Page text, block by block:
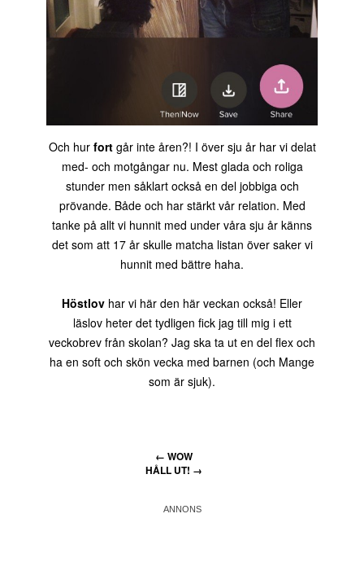
Och hur fortgår inte åren?! I över sju år har vi delat
med- och motgångar nu. Mest glada och roliga
stunder men såklart också en del jobbiga och
prövande. Både och har stärkt vår relation. Med
tanke på allt vi hunnit med under våra sju år känns
det som att 17 år skulle matcha listan över saker vi
hunnit med bättre haha.
Höstlov har vi här den här veckan också! Eller
läslov heter det tydligen fick jag till mig i ett
veckobrev från skolan? Jag ska ta ut en del flex och
ha en soft och skön vecka med barnen (och Mange
som är sjuk).
← WOW
HÅLL UT! →